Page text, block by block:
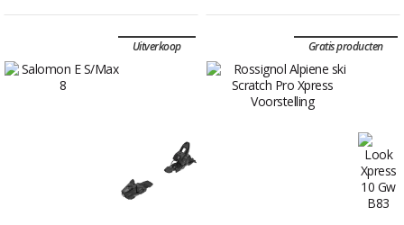
Uitverkoop Gratis producten